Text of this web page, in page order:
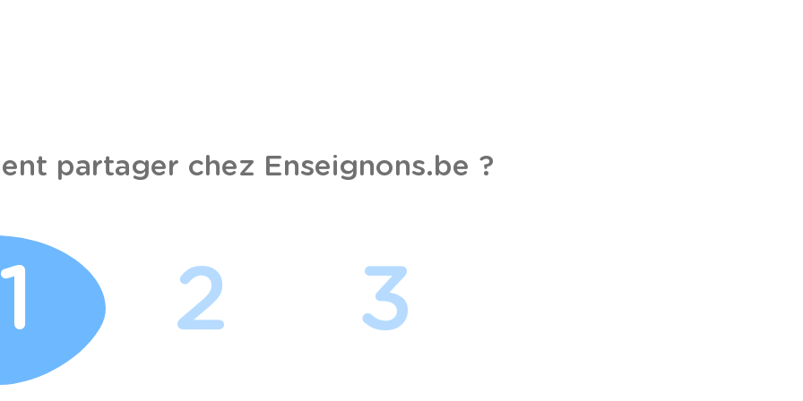
partager chez Enseignons.be ?
1 2 3